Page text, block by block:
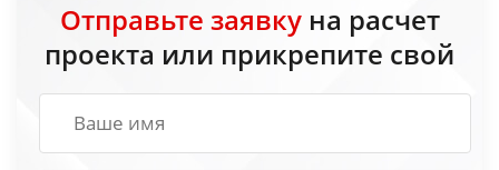
Отправьте заявкуна расчет
проекта или прикрепите свой